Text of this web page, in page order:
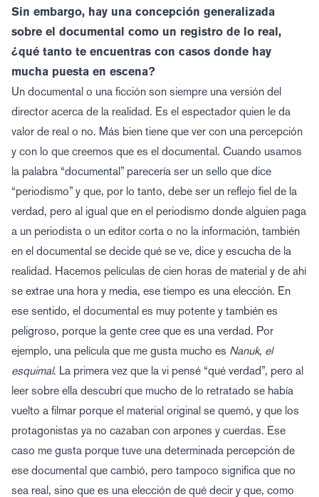
Sin embargo, hay una concepción generalizada
sobre el documental como un registro de lo real,
¿qué tanto te encuentras con casos donde hay
mucha puesta en escena?
Un documental o una ficción son siempre una versión del
director acerca de la realidad. Es el espectador quien le da
valor de real o no. Más bien tiene que ver con una percepción
y con lo que creemos que es el documental. Cuando usamos
la palabra “documental” parecería ser un sello que dice
“periodismo” y que, por lo tanto, debe ser un reflejo fiel de la
verdad, pero al igual que en el periodismo donde alguien paga
a un periodista o un editor corta o no la información, también
en el documental se decide qué se ve, dice y escucha de la
realidad. Hacemos películas de cien horas de material y de ahí
se extrae una hora y media, ese tiempo es una elección. En
ese sentido, el documental es muy potente y también es
peligroso, porque la gente cree que es una verdad. Por
ejemplo, una película que me gusta mucho es Nanuk, el
esquimal. La primera vez que la vi pensé “qué verdad”, pero al
leer sobre ella descubrí que mucho de lo retratado se había
vuelto a filmar porque el material original se quemó, y que los
protagonistas ya no cazaban con arpones y cuerdas. Ese
caso me gusta porque tuve una determinada percepción de
ese documental que cambió, pero tampoco significa que no
sea real, sino que es una elección de qué decir y que, como